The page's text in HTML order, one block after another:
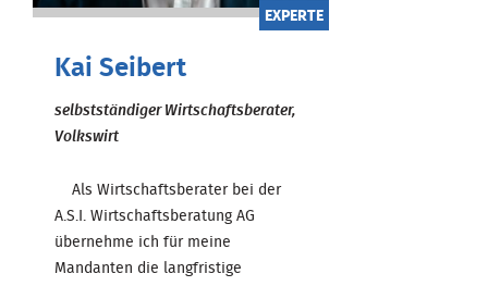
EXPERTE
Kai Seibert
selbstständiger Wirtschaftsberater,
Volkswirt
Als Wirtschaftsberater bei der
A.S.I. Wirtschaftsberatung AG
übernehme ich für meine
Mandanten die langfristige